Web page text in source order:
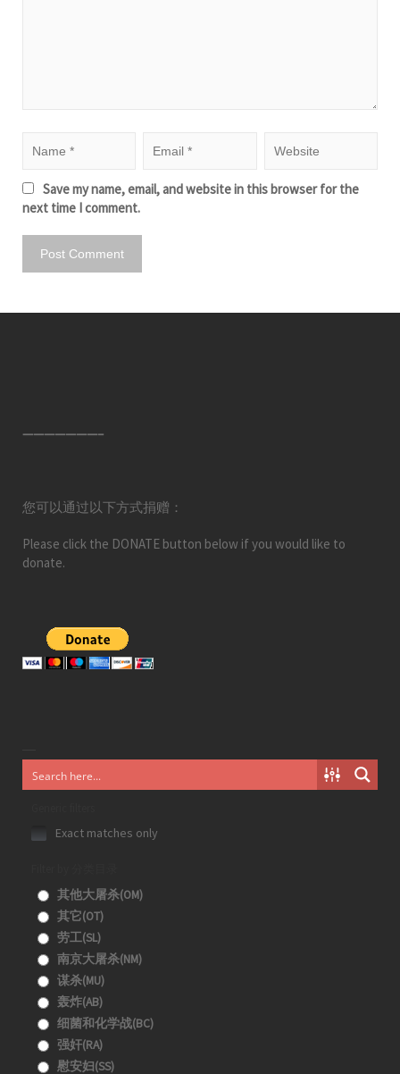
Save my name, email, and website in this browser for the
next time I comment.
———————–
您可以通过以下方式捐赠：
Please click the DONATE button below if you would like to
donate.
Exact matches only
其他大屠杀(OM)
其它(OT)
劳工(SL)
南京大屠杀(NM)
谋杀(MU)
轰炸(AB)
细菌和化学战(BC)
强奸(RA)
慰安妇(SS)